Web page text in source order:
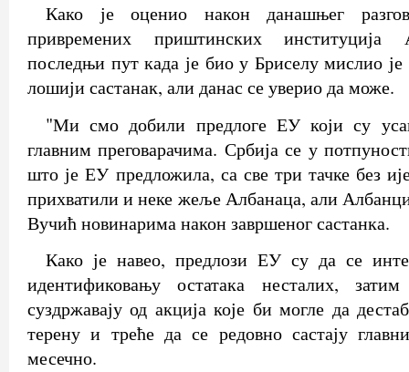
Како је оценио након данашњег
привремених приштинских институција
последњи пут када је био у Бриселу мислио
лошији састанак, али данас се уверио да може.
"Ми смо добили предлоге ЕУ који су
главним преговарачима. Србија се у
што је ЕУ предложила, са све три тачке без
прихватили и неке жеље Албанаца, али
Вучић новинарима након завршеног састанка.
Како је навео, предлози ЕУ су да се
идентификовању остатака несталих,
суздржавају од акција које би могле да
терену и треће да се редовно састају
месечно.